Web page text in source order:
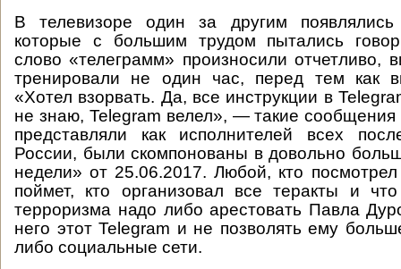
В телевизоре один за другим
которые с большим трудом пытались
слово «телеграмм» произносили отчетливо,
тренировали не один час, перед тем как
«Хотел взорвать. Да, все инструкции в
не знаю, Telegram велел», — такие
представляли как исполнителей всех
России, были скомпонованы в довольно
недели» от 25.06.2017. Любой, кто
поймет, кто организовал все теракты и
терроризма надо либо арестовать Павла
него этот Telegram и не позволять ему
либо социальные сети.